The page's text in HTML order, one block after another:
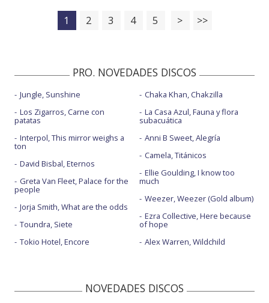
1 2 3 4 5 > >>
PRO. NOVEDADES DISCOS
Jungle, Sunshine
Los Zigarros, Carne con
patatas
Interpol, This mirror weighs a
ton
David Bisbal, Eternos
Greta Van Fleet, Palace for the
people
Jorja Smith, What are the odds
Toundra, Siete
Tokio Hotel, Encore
Chaka Khan, Chakzilla
La Casa Azul, Fauna y flora
subacuática
Anni B Sweet, Alegría
Camela, Titánicos
Ellie Goulding, I know too
much
Weezer, Weezer (Gold album)
Ezra Collective, Here because
of hope
Alex Warren, Wildchild
NOVEDADES DISCOS